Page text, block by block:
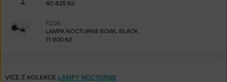
40 425 Kč
LAMPA NOCTURNE BOWL, BLACK
FLOS
11 900 Kč
VÍCE Z KOLEKCE LAMPY NOCTURNE